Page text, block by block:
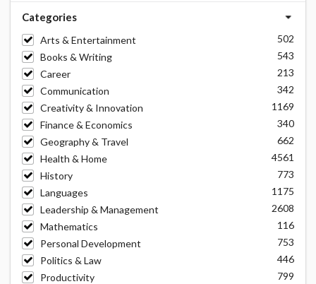
Categories
Arts & Entertainment
502
Books & Writing
543
Career
213
Communication
342
Creativity & Innovation
1169
Finance & Economics
340
Geography & Travel
662
Health & Home
4561
History
773
Languages
1175
Leadership & Management
2608
Mathematics
116
Personal Development
753
Politics & Law
446
Productivity
799